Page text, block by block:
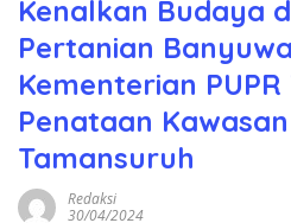
Kenalkan Budaya
Pertanian
Kementerian
Penataan
Tamansuruh
Redaksi
30/04/2024